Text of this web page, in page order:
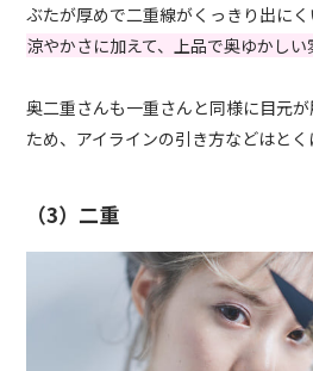
ぶたが厚めで二重線がくっきり出にく
涼やかさに加えて、上品で奥ゆかしい
奥二重さんも一重さんと同様に目元
ため、アイラインの引き方などはとく
（3）二重